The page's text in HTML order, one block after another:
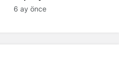
6 ay önce